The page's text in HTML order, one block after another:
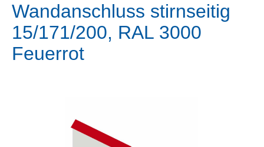
Wandanschluss stirnseitig
15/171/200, RAL 3000
Feuerrot